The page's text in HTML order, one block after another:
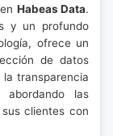
Habeas Data.
y un profundo
ofrece un
de datos
transparencia
abordando las
clientes con